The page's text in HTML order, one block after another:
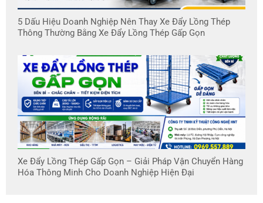
5 Dấu Hiệu Doanh Nghiệp Nên Thay Xe Đẩy Lồng Thép
Thông Thường Bằng Xe Đẩy Lồng Thép Gấp Gọn
Xe Đẩy Lồng Thép Gấp Gọn – Giải Pháp Vận Chuyển Hàng
Hóa Thông Minh Cho Doanh Nghiệp Hiện Đại